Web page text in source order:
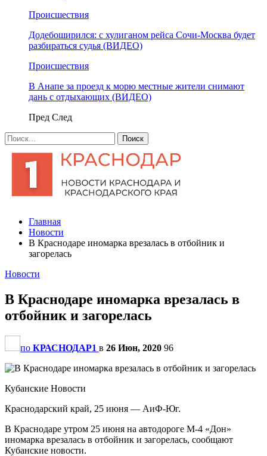
Происшествия
Додебоширился: с хулиганом рейса Сочи-Москва будет
разбираться судья (ВИДЕО)
Происшествия
В Анапе за проезд к морю местные жители снимают
дань с отдыхающих (ВИДЕО)
Пред След
Главная
Новости
В Краснодаре иномарка врезалась в отбойник и
загорелась
Новости
В Краснодаре иномарка врезалась в
отбойник и загорелась
по КРАСНОДАР1 в 26 Июн, 2020 96
Кубанские Новости
Краснодарский край, 25 июня — АиФ-Юг.
В Краснодаре утром 25 июня на автодороге М-4 «Дон»
иномарка врезалась в отбойник и загорелась, сообщают
Кубанские новости.